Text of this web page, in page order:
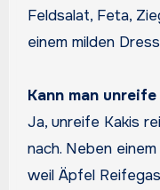
Feldsalat, Feta,
einem milden
Kann man
Ja, unreife Kakis
nach. Neben
weil Äpfel